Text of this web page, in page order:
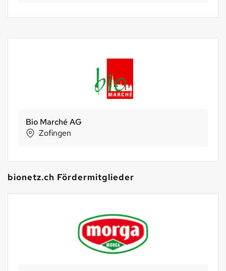
Bio Marché AG
Zofingen
bionetz.ch Fördermitglieder